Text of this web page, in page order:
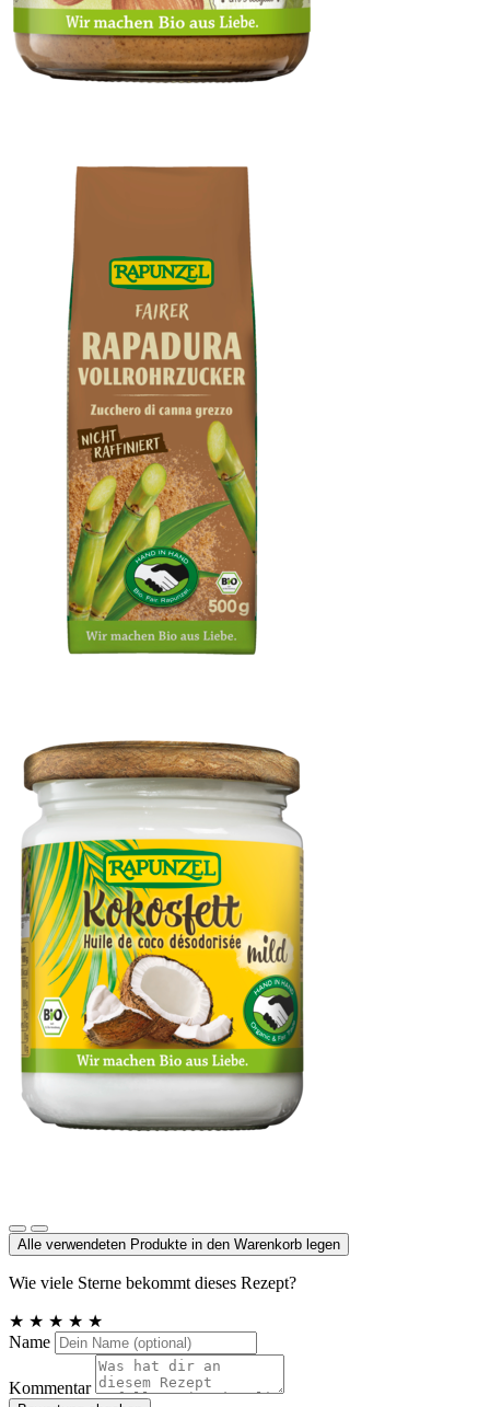
Alle verwendeten Produkte in den Warenkorb legen
Wie viele Sterne bekommt dieses Rezept?
★ ★ ★ ★ ★
Name
Kommentar